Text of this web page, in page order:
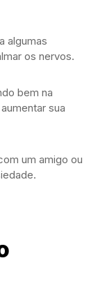
algumas
os nervos.
bem na
sua
um amigo ou